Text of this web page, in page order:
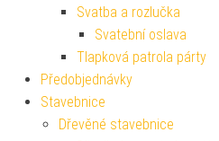
Svatba a rozlučka
Svatební oslava
Tlapková patrola párty
Předobjednávky
Stavebnice
Dřevěné stavebnice